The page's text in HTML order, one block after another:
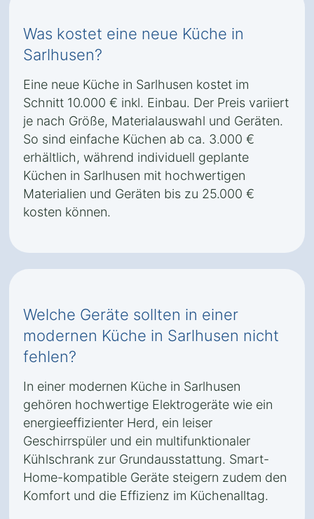
Was kostet eine neue Küche in
Sarlhusen?
Eine neue Küche in Sarlhusen kostet im
Schnitt 10.000 € inkl. Einbau. Der Preis variiert
je nach Größe, Materialauswahl und Geräten.
So sind einfache Küchen ab ca. 3.000 €
erhältlich, während individuell geplante
Küchen in Sarlhusen mit hochwertigen
Materialien und Geräten bis zu 25.000 €
kosten können.
Welche Geräte sollten in einer
modernen Küche in Sarlhusen nicht
fehlen?
In einer modernen Küche in Sarlhusen
gehören hochwertige Elektrogeräte wie ein
energieeffizienter Herd, ein leiser
Geschirrspüler und ein multifunktionaler
Kühlschrank zur Grundausstattung. Smart-
Home-kompatible Geräte steigern zudem den
Komfort und die Effizienz im Küchenalltag.